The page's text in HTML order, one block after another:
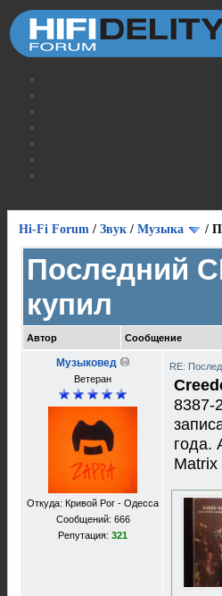
Hi-Fi Forum / Звук / Музыка /
Последний
купил
Автор Сообщение
Музыковед
Ветеран
Откуда: Кривой Рог - Одесса
Сообщений: 666
Репутация: 321
RE:
8387-
года.